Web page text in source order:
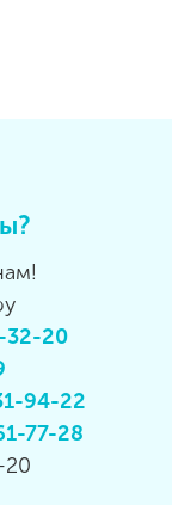
32-20
94-22
77-28
20